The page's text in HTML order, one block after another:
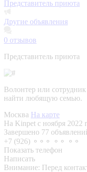
Представитель приюта
Другие объявления
0 отзывов
Представитель приюта
Волонтер или
найти любящую семью.
Москва На карте
На Kinpet c ноября 2022
Завершено 77
+7 (926) ⚬⚬⚬ ⚬⚬ ⚬⚬
Показать телефон
Написать
Внимание: Перед